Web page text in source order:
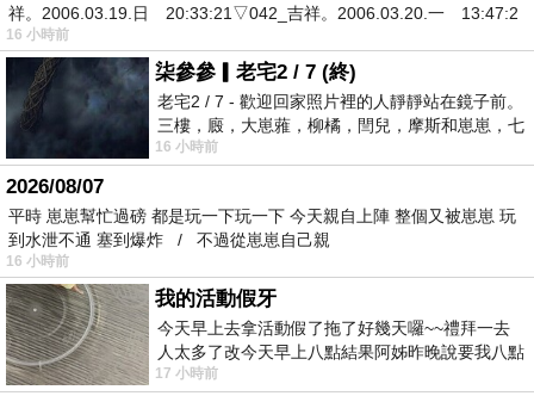
祥。2006.03.19.日 20:33:21▽042_吉祥。2006.03.20.一 13:47:2
16 小時前
柒參參▎老宅2 / 7 (終)
老宅2 / 7 - 歡迎回家照片裡的人靜靜站在鏡子前。
三樓，廄，大崽蕥，柳橘，閆兒，摩斯和崽崽，七
個人整整齊齊地站在鏡框之外，如同
16 小時前
2026/08/07
平時 崽崽幫忙過磅 都是玩一下玩一下 今天親自上陣 整個又被崽崽 玩
到水泄不通 塞到爆炸 / 不過從崽崽自己親
16 小時前
我的活動假牙
今天早上去拿活動假了拖了好幾天囉~~禮拜一去
人太多了改今天早上八點結果阿姊昨晚說要我八點
去西螺農會~回到莿桐都8點半多了
17 小時前